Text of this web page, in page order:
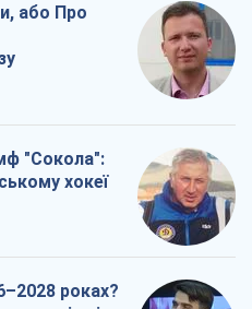
або Про
"Сокола":
хокеї
роках?